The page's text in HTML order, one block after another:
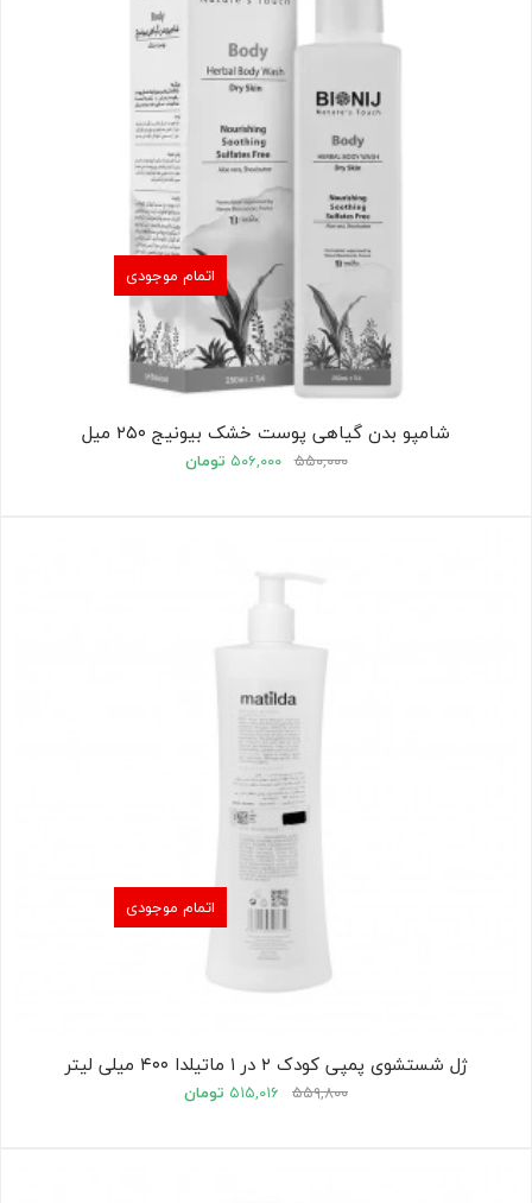
اتمام موجودی
شامپو بدن گیاهی پوست خشک بیونیج ۲۵۰ میل
۵۵۰,۰۰۰ ۵۰۶,۰۰۰ تومان
اتمام موجودی
ژل شستشوی پمپی کودک ۲ در ۱ ماتیلدا ۴۰۰ میلی لیتر
۵۵۹,۸۰۰ ۵۱۵,۰۱۶ تومان